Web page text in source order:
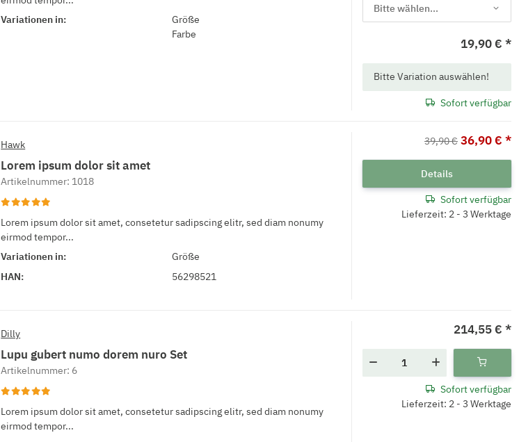
Variationen in:
Größe
Farbe
Bitte wählen...
19,90 € *
x
Bitte Variation auswählen!
Sofort verfügbar
Hawk
Lorem ipsum dolor sit amet
Artikelnummer: 1018
Lorem ipsum dolor sit amet, consetetur sadipscing elitr, sed diam nonumy
eirmod tempor...
Variationen in:
Größe
HAN:
56298521
39,90 € 36,90 € *
Details
Sofort verfügbar
Lieferzeit: 2 - 3 Werktage
Dilly
Lupu gubert numo dorem nuro Set
Artikelnummer: 6
Lorem ipsum dolor sit amet, consetetur sadipscing elitr, sed diam nonumy
eirmod tempor...
214,55 € *
Sofort verfügbar
Lieferzeit: 2 - 3 Werktage